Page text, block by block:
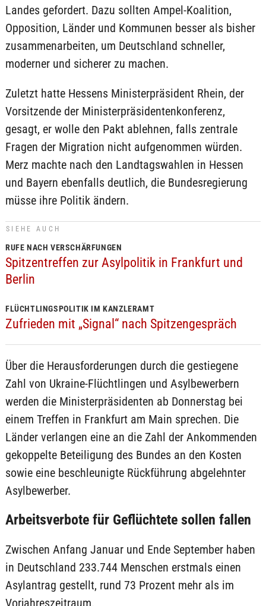
Landes gefordert. Dazu sollten Ampel-Koalition,
Opposition, Länder und Kommunen besser als bisher
zusammenarbeiten, um Deutschland schneller,
moderner und sicherer zu machen.
Zuletzt hatte Hessens Ministerpräsident Rhein, der
Vorsitzende der Ministerpräsidentenkonferenz,
gesagt, er wolle den Pakt ablehnen, falls zentrale
Fragen der Migration nicht aufgenommen würden.
Merz machte nach den Landtagswahlen in Hessen
und Bayern ebenfalls deutlich, die Bundesregierung
müsse ihre Politik ändern.
SIEHE AUCH
RUFE NACH VERSCHÄRFUNGEN
Spitzentreffen zur Asylpolitik in Frankfurt und
Berlin
FLÜCHTLINGSPOLITIK IM KANZLERAMT
Zufrieden mit „Signal“ nach Spitzengespräch
Über die Herausforderungen durch die gestiegene
Zahl von Ukraine-Flüchtlingen und Asylbewerbern
werden die Ministerpräsidenten ab Donnerstag bei
einem Treffen in Frankfurt am Main sprechen. Die
Länder verlangen eine an die Zahl der Ankommenden
gekoppelte Beteiligung des Bundes an den Kosten
sowie eine beschleunigte Rückführung abgelehnter
Asylbewerber.
Arbeitsverbote für Geflüchtete sollen fallen
Zwischen Anfang Januar und Ende September haben
in Deutschland 233.744 Menschen erstmals einen
Asylantrag gestellt, rund 73 Prozent mehr als im
Vorjahreszeitraum.